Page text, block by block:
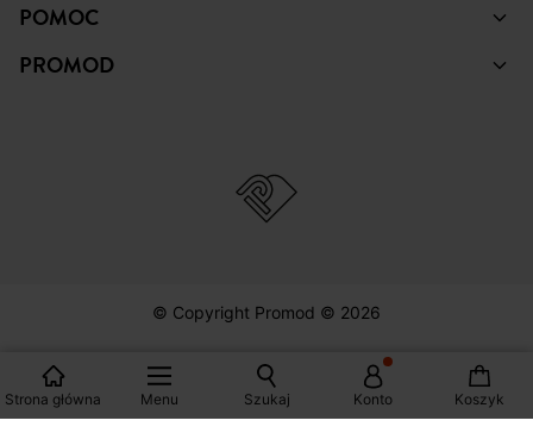
Strona główna Menu Szukaj Konto Koszyk
POMOC
PROMOD
© Copyright Promod © 2026
*Zobacz warunki klikając na link